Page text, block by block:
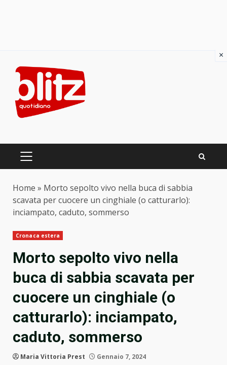
content
PRIMARY
Home » Morto sepolto vivo nella buca di sabbia
scavata per cuocere un cinghiale (o catturarlo):
inciampato, caduto, sommerso
Cronaca estera
Morto sepolto vivo nella
buca di sabbia scavata per
cuocere un cinghiale (o
catturarlo): inciampato,
caduto, sommerso
Maria Vittoria Prest Gennaio 7, 2024
×